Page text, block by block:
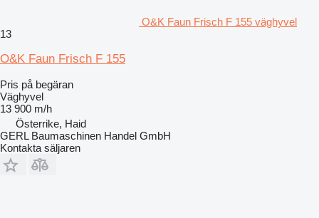
O&K Faun Frisch F 155 väghyvel
13
O&K Faun Frisch F 155
Pris på begäran
Väghyvel
13 900 m/h
Österrike, Haid
GERL Baumaschinen Handel GmbH
Kontakta säljaren